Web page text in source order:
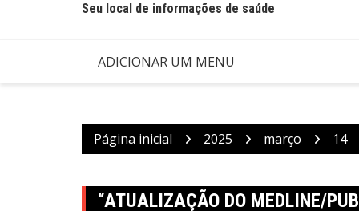
Seu local de informações de saúde
ADICIONAR UM MENU
Página inicial 2025 março 14
“ATUALIZAÇÃO DO MEDLINE/